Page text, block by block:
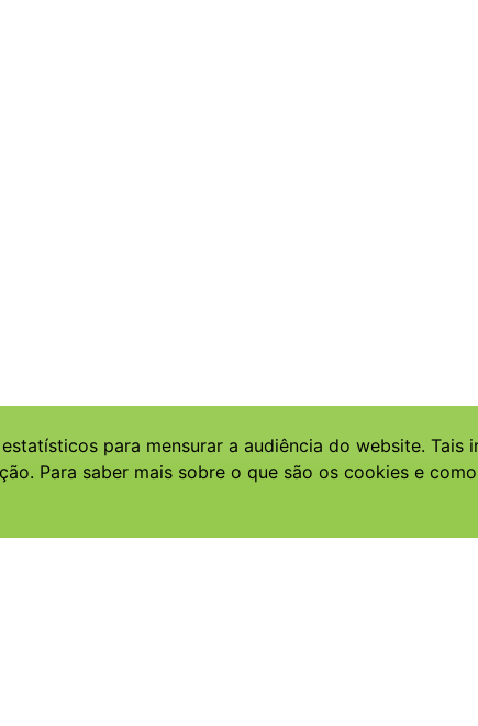
para mensurar a audiência do website. Tais
Para saber mais sobre o que são os cookies e